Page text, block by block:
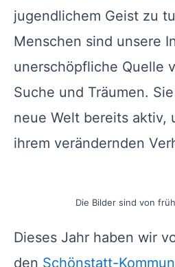
jugendlichem Geist zu
Menschen sind unsere
unerschöpfliche Quelle
Suche und Träumen.
neue Welt bereits aktiv,
ihrem verändernden
Die Bilder sind von
Dieses Jahr haben wir
den Schönstatt-